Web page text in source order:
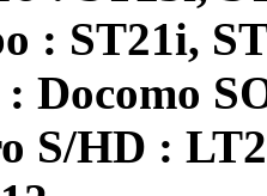
: ST21i,
Docomo
S/HD :